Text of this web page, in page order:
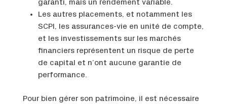
garanti, mais un rendement variable.
Les autres placements, et notamment les
SCPI, les assurances-vie en unité de compte,
et les investissements sur les marchés
financiers représentent un risque de perte
de capital et n’ont aucune garantie de
performance.
Pour bien gérer son patrimoine, il est nécessaire